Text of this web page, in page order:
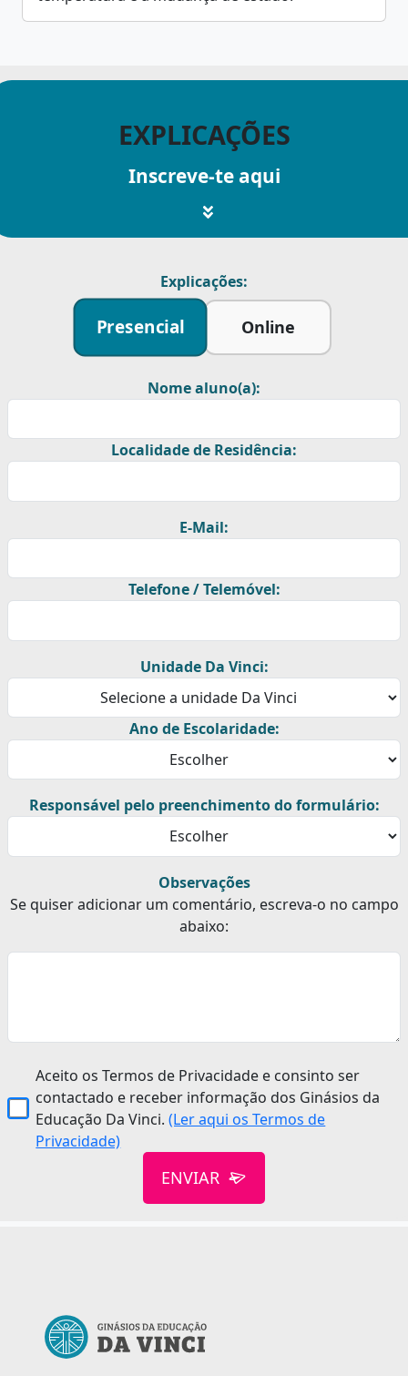
EXPLICAÇÕES
Inscreve-te aqui
Explicações:
Presencial Online
Nome aluno(a):
Localidade de Residência:
E-Mail:
Telefone / Telemóvel:
Unidade Da Vinci:
Ano de Escolaridade:
Responsável pelo preenchimento do formulário:
Observações
Se quiser adicionar um comentário, escreva-o no campo
abaixo:
Aceito os Termos de Privacidade e consinto ser
contactado e receber informação dos Ginásios da
Educação Da Vinci.(Ler aqui os Termos de
Privacidade)
ENVIAR